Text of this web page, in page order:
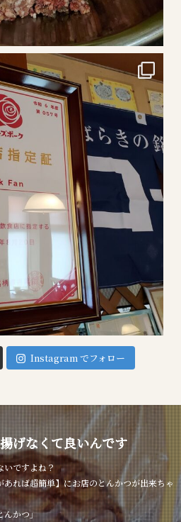
Instagram でフォロー
げなくて良いんです
いですよね？
れば超簡単】にお店のとんかつが出来ちゃ
んかつ」